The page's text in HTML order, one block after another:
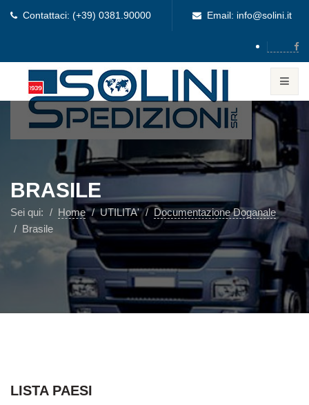
Contattaci: (+39) 0381.90000 Email: info@solini.it
BRASILE
Sei qui: Home UTILITA'
Documentazione Doganale
Brasile
LISTA PAESI